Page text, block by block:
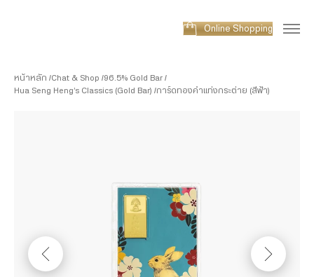
Online Shopping
หน้าหลัก Chat & Shop
96.5% Gold Bar
Hua Seng Heng’s Classics (Gold Bar)
การ์ดทองคำแท่งกระต่าย (สีฟ้า)